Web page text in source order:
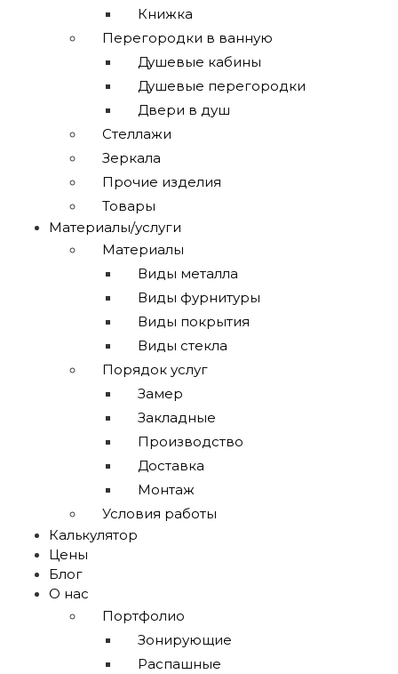
Книжка
Перегородки в ванную
Душевые кабины
Душевые перегородки
Двери в душ
Стеллажи
Зеркала
Прочие изделия
Товары
Материалы/услуги
Материалы
Виды металла
Виды фурнитуры
Виды покрытия
Виды стекла
Порядок услуг
Замер
Закладные
Производство
Доставка
Монтаж
Условия работы
Калькулятор
Цены
Блог
О нас
Портфолио
Зонирующие
Распашные